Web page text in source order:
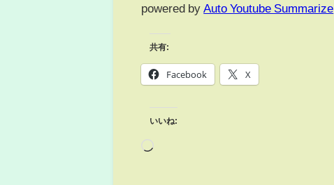
powered by Auto Youtube Summarize
共有:
Facebook X
いいね: